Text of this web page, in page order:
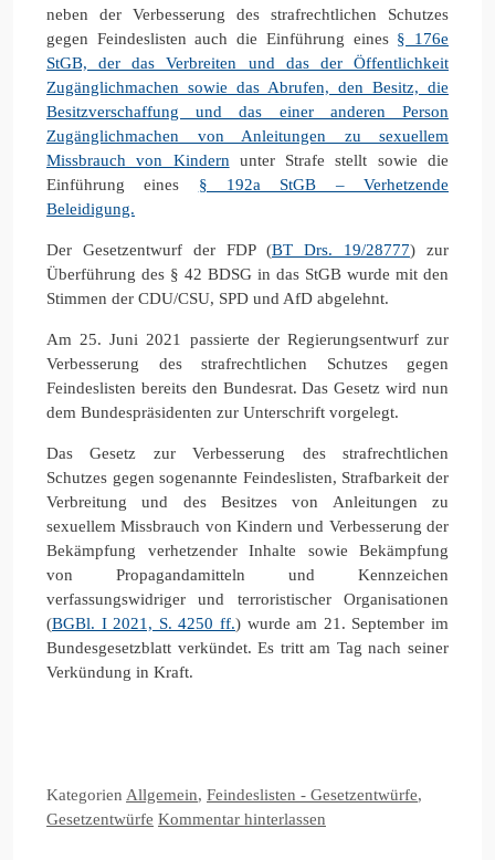
neben der Verbesserung des strafrechtlichen Schutzes
gegen Feindeslisten auch die Einführung eines § 176e
StGB, der das Verbreiten und das der Öffentlichkeit
Zugänglichmachen sowie das Abrufen, den Besitz, die
Besitzverschaffung und das einer anderen Person
Zugänglichmachen von Anleitungen zu sexuellem
Missbrauch von Kindern unter Strafe stellt sowie die
Einführung eines § 192a StGB – Verhetzende
Beleidigung.
Der Gesetzentwurf der FDP (BT Drs. 19/28777) zur
Überführung des § 42 BDSG in das StGB wurde mit den
Stimmen der CDU/CSU, SPD und AfD abgelehnt.
Am 25. Juni 2021 passierte der Regierungsentwurf zur
Verbesserung des strafrechtlichen Schutzes gegen
Feindeslisten bereits den Bundesrat. Das Gesetz wird nun
dem Bundespräsidenten zur Unterschrift vorgelegt.
Das Gesetz zur Verbesserung des strafrechtlichen
Schutzes gegen sogenannte Feindeslisten, Strafbarkeit der
Verbreitung und des Besitzes von Anleitungen zu
sexuellem Missbrauch von Kindern und Verbesserung der
Bekämpfung verhetzender Inhalte sowie Bekämpfung
von Propagandamitteln und Kennzeichen
verfassungswidriger und terroristischer Organisationen
(BGBl. I 2021, S. 4250 ff.) wurde am 21. September im
Bundesgesetzblatt verkündet. Es tritt am Tag nach seiner
Verkündung in Kraft.
Kategorien Allgemein, Feindeslisten - Gesetzentwürfe,
Gesetzentwürfe Kommentar hinterlassen